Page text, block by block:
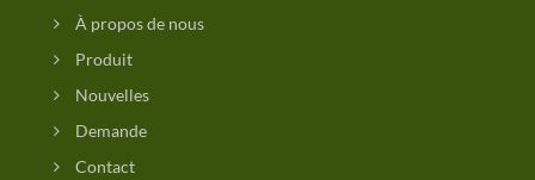
À propos de nous
Produit
Nouvelles
Demande
Contact